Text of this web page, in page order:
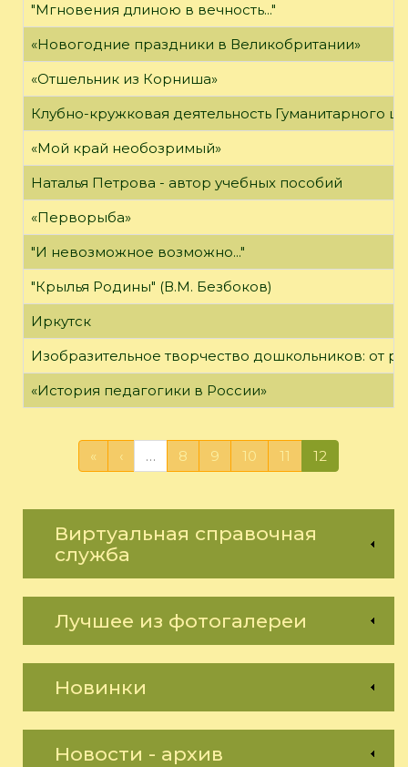
"Мгновения длиною в вечность..."
«Новогодние праздники в Великобритании»
«Отшельник из Корниша»
Клубно-кружковая деятельность Гуманитарного
«Мой край необозримый»
Наталья Петрова - автор учебных пособий
«Перворыба»
"И невозможное возможно..."
"Крылья Родины" (В.М. Безбоков)
Иркутск
Изобразительное творчество дошкольников: от
«История педагогики в России»
« ‹ … 8 9 10 11 12
Виртуальная справочная
служба
Лучшее из фотогалереи
Новинки
Новости - архив